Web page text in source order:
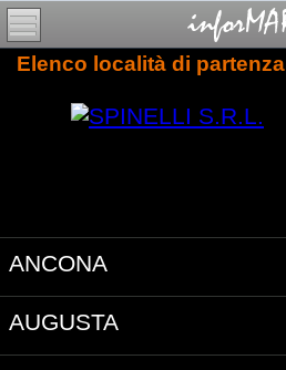
Elenco località di partenza
ANCONA
AUGUSTA